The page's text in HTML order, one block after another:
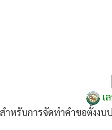
เ
ำหรับการจัดทำคำขอตั้งง